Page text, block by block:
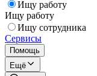
Ищу работу
Ищу работу
Ищу сотрудника
Сервисы
Помощь
Ещё